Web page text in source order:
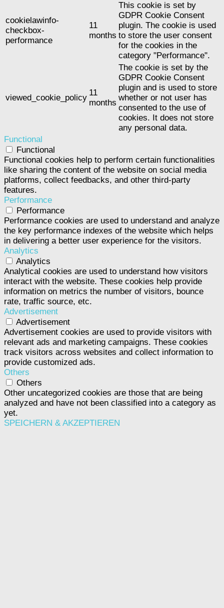
cookielawinfo-
checkbox-
performance
11
months
This cookie is set by
GDPR Cookie Consent
plugin. The cookie is used
to store the user consent
for the cookies in the
category "Performance".
viewed_cookie_policy
11
months
The cookie is set by the
GDPR Cookie Consent
plugin and is used to store
whether or not user has
consented to the use of
cookies. It does not store
any personal data.
Functional
Functional
Functional cookies help to perform certain functionalities
like sharing the content of the website on social media
platforms, collect feedbacks, and other third-party
features.
Performance
Performance
Performance cookies are used to understand and analyze
the key performance indexes of the website which helps
in delivering a better user experience for the visitors.
Analytics
Analytics
Analytical cookies are used to understand how visitors
interact with the website. These cookies help provide
information on metrics the number of visitors, bounce
rate, traffic source, etc.
Advertisement
Advertisement
Advertisement cookies are used to provide visitors with
relevant ads and marketing campaigns. These cookies
track visitors across websites and collect information to
provide customized ads.
Others
Others
Other uncategorized cookies are those that are being
analyzed and have not been classified into a category as
yet.
SPEICHERN & AKZEPTIEREN